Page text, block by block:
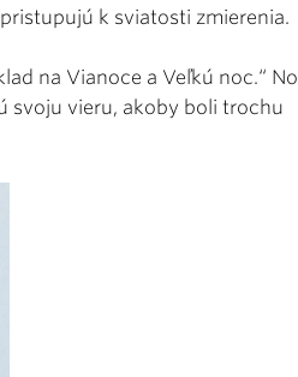
k sviatosti zmierenia.
na Vianoce a Veľkú noc.“ No
svoju vieru, akoby boli trochu